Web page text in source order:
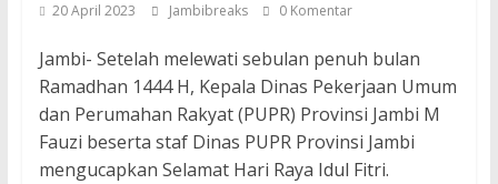
20 April 2023 Jambibreaks 0 Komentar
Jambi- Setelah melewati sebulan penuh bulan
Ramadhan 1444 H, Kepala Dinas Pekerjaan Umum
dan Perumahan Rakyat (PUPR) Provinsi Jambi M
Fauzi beserta staf Dinas PUPR Provinsi Jambi
mengucapkan Selamat Hari Raya Idul Fitri.